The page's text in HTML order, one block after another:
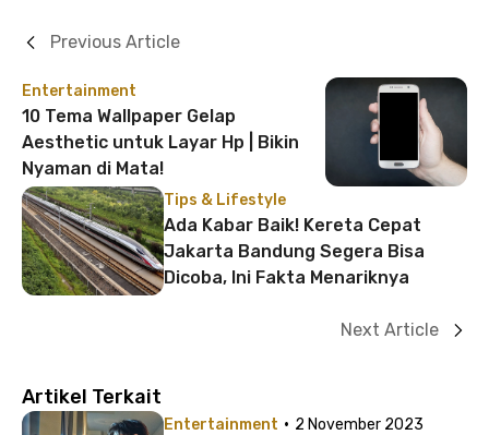
Entertainment
10 Tema Wallpaper Gelap
Aesthetic untuk Layar Hp | Bikin
Nyaman di Mata!
Previous Article
Tips & Lifestyle
Ada Kabar Baik! Kereta Cepat
Jakarta Bandung Segera Bisa
Dicoba, Ini Fakta Menariknya
Next Article
Artikel Terkait
Entertainment · 2 November 2023